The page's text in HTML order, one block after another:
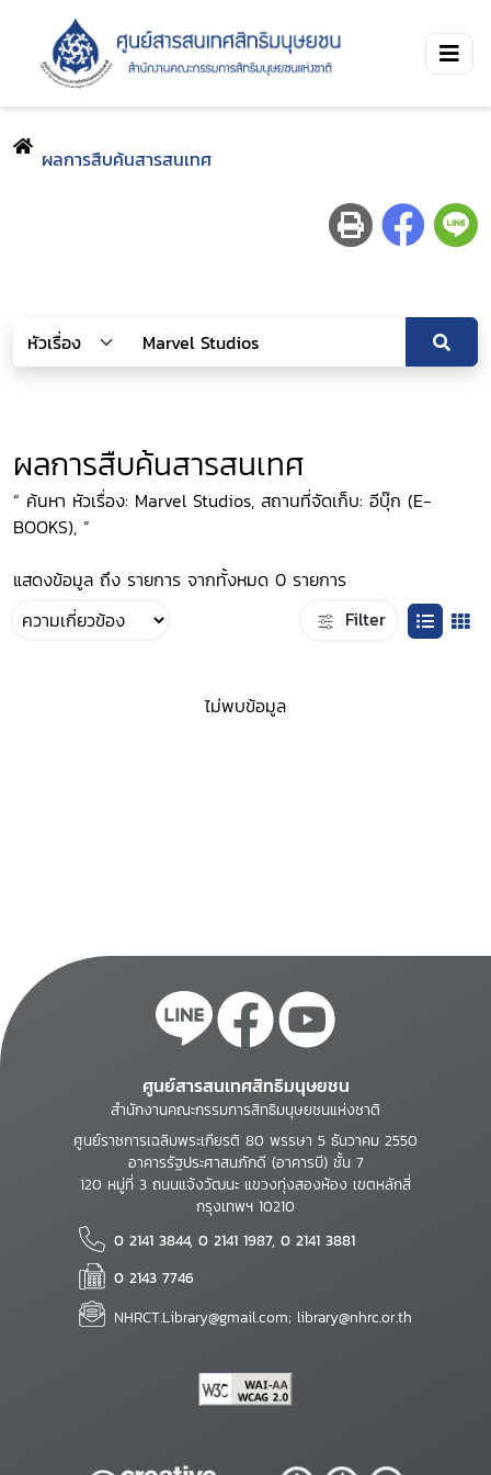
ผลการสืบค้นสารสนเทศ
ผลการสืบค้นสารสนเทศ
“ ค้นหา หัวเรื่อง: Marvel Studios, สถานที่จัดเก็บ: อีบุ๊ก (E-
BOOKS), ”
แสดงข้อมูล ถึง รายการ จากทั้งหมด 0 รายการ
Filter
ไม่พบข้อมูล
ศูนย์สารสนเทศสิทธิมนุษยชน
สำนักงานคณะกรรมการสิทธิมนุษยชนแห่งชาติ
ศูนย์ราชการเฉลิมพระเกียรติ 80 พรรษา 5 ธันวาคม 2550
อาคารรัฐประศาสนภักดี (อาคารบี) ชั้น 7
120 หมู่ที่ 3 ถนนแจ้งวัฒนะ แขวงทุ่งสองห้อง เขตหลักสี่
กรุงเทพฯ 10210
0 2141 3844, 0 2141 1987, 0 2141 3881
0 2143 7746
NHRCT.Library@gmail.com; library@nhrc.or.th